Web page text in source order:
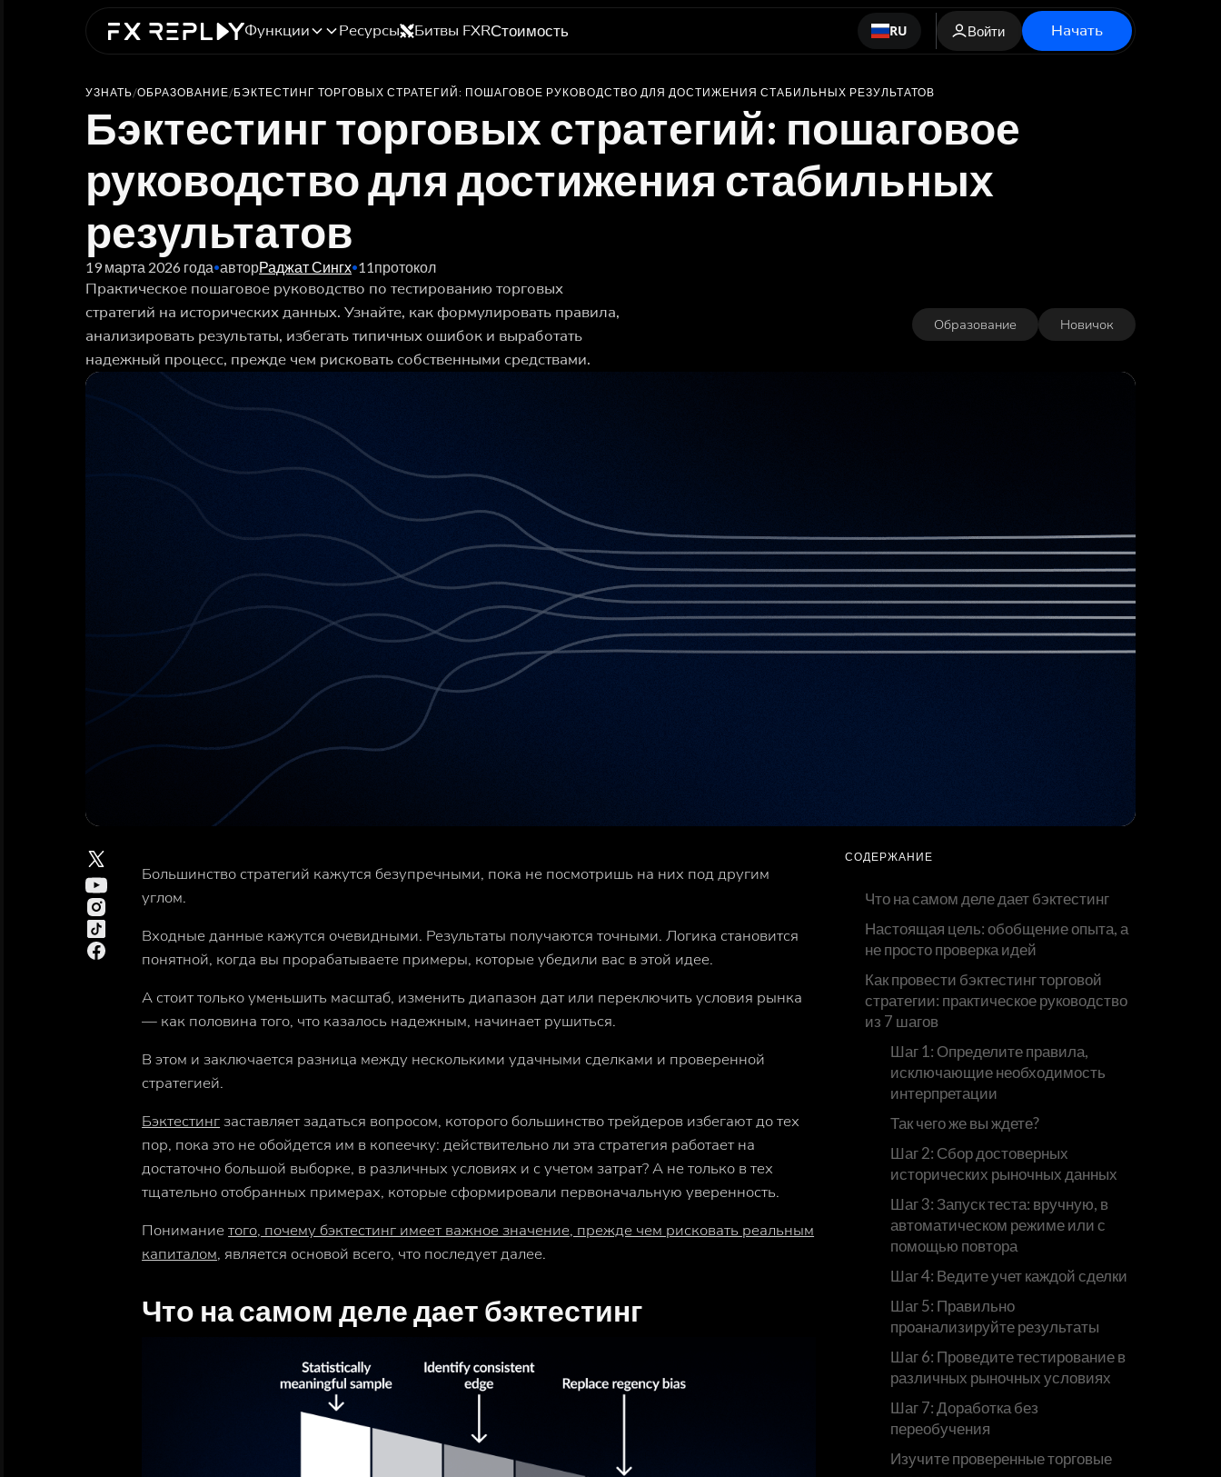
Функции Ресурсы Битвы FXRСтоимость RU Войти Начать
УЗНАТЬ/ОБРАЗОВАНИЕ/БЭКТЕСТИНГ ТОРГОВЫХ СТРАТЕГИЙ: ПОШАГОВОЕ РУКОВОДСТВО ДЛЯ ДОСТИЖЕНИЯ СТАБИЛЬНЫХ РЕЗУЛЬТАТОВ
Бэктестинг торговых стратегий: пошаговое
руководство для достижения стабильных
результатов
19 марта 2026 года•авторРаджат Сингх•11протокол
Практическое пошаговое руководство по тестированию торговых
стратегий на исторических данных. Узнайте, как формулировать правила,
анализировать результаты, избегать типичных ошибок и выработать
надежный процесс, прежде чем рисковать собственными средствами.
Образование Новичок
Большинство стратегий кажутся безупречными, пока не посмотришь на них под другим
углом.
Входные данные кажутся очевидными. Результаты получаются точными. Логика становится
понятной, когда вы прорабатываете примеры, которые убедили вас в этой идее.
А стоит только уменьшить масштаб, изменить диапазон дат или переключить условия рынка
— как половина того, что казалось надежным, начинает рушиться.
В этом и заключается разница между несколькими удачными сделками и проверенной
стратегией.
Бэктестингзаставляет задаться вопросом, которого большинство трейдеров избегают до тех
пор, пока это не обойдется им в копеечку: действительно лиэта стратегия работает на
достаточно большой выборке, в различных условиях и с учетом затрат? А не только в тех
тщательно отобранных примерах, которые сформировали первоначальную уверенность.
Пониманиетого, почему бэктестинг имеет важное значение, прежде чем рисковать реальным
капиталом, является основой всего, что последует далее.
Что на самом деле дает бэктестинг
СОДЕРЖАНИЕ
Что на самом деле дает бэктестинг
Настоящая цель: обобщение опыта, а
не просто проверка идей
Как провести бэктестинг торговой
стратегии: практическое руководство
из 7 шагов
Шаг 1: Определите правила,
исключающие необходимость
интерпретации
Так чего же вы ждете?
Шаг 2: Сбор достоверных
исторических рыночных данных
Шаг 3: Запуск теста: вручную, в
автоматическом режиме или с
помощью повтора
Шаг 4: Ведите учет каждой сделки
Шаг 5: Правильно
проанализируйте результаты
Шаг 6: Проведите тестирование в
различных рыночных условиях
Шаг 7: Доработка без
переобучения
Изучите проверенные торговые